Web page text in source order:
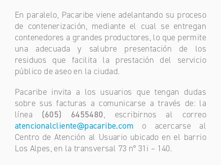
En paralelo, Pacaribe viene adelantando su proceso
de contenerización, mediante el cual se entregan
contenedores a grandes productores, lo que permite
una adecuada y salubre presentación de los
residuos que facilita la prestación del servicio
público de aseo en la ciudad.
Pacaribe invita a los usuarios que tengan dudas
sobre sus facturas a comunicarse a través de: la
línea (605) 6455480, escribirnos al correo
atencionalcliente@pacaribe.com o acercarse al
Centro de Atención al Usuario ubicado en el barrio
Los Alpes, en la transversal 73 n° 31i – 140.